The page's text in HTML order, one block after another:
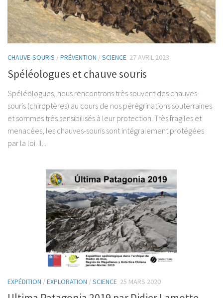
CHAUVE-SOURIS /PRÉVENTION /SCIENCE 27 AVRIL 2023
Spéléologues et chauve souris
Spéléologues, nous rencontrons très souvent des chauves-
souris (chiroptères) au cours de nos pérégrinations souterraines
et sommes très sensibilisés à leur protection. Très fragiles et
menacées, les chauves-souris sont intégralement protégées
par la loi. Il...
EXPÉDITION /EXPLORATION /SCIENCE 25 MARS 2020